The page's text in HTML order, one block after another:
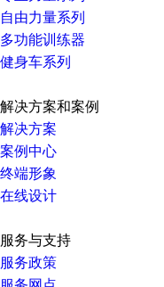
自由力量系列
多功能训练器
健身车系列
解决方案和案例
解决方案
案例中心
终端形象
在线设计
服务与支持
服务政策